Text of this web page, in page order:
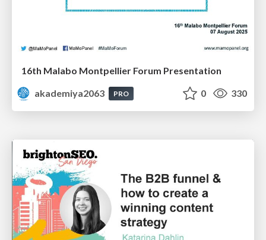
16th Malabo Montpellier Forum Presentation
akademiya2063
PRO 0 330